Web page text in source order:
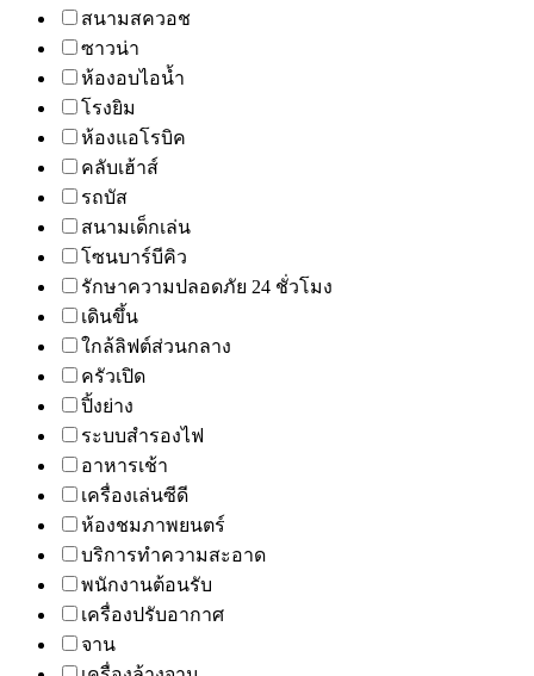
สนามสควอช
ซาวน่า
ห้องอบไอน้ำ
โรงยิม
ห้องแอโรบิค
คลับเฮ้าส์
รถบัส
สนามเด็กเล่น
โซนบาร์บีคิว
รักษาความปลอดภัย 24 ชั่วโมง
เดินขึ้น
ใกล้ลิฟต์ส่วนกลาง
ครัวเปิด
ปิ้งย่าง
ระบบสำรองไฟ
อาหารเช้า
เครื่องเล่นซีดี
ห้องชมภาพยนตร์
บริการทำความสะอาด
พนักงานต้อนรับ
เครื่องปรับอากาศ
จาน